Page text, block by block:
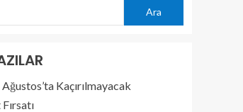
Ara
Kaçırılmayacak